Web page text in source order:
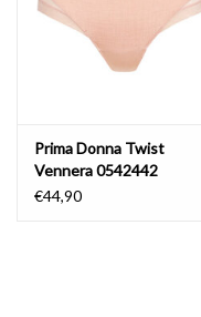
Prima Donna Twist
Vennera 0542442
€44,90